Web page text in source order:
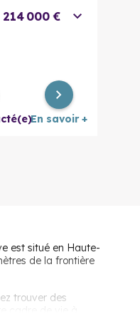
214 000 €
En savoir +
est situé en Haute-
de la frontière
trouver des